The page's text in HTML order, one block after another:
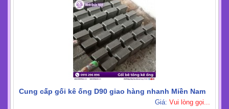
Cung cấp gối kê ống D90 giao hàng nhanh Miền Nam
Giá: Vui lòng gọi...